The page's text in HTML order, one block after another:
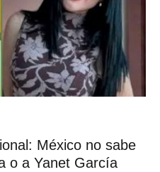
México no sabe
o a Yanet García